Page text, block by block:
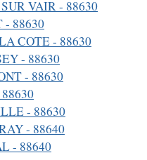
VAIR - 88630
- 88630
COTE - 88630
- 88630
- 88630
- 88630
- 88640
- 88640